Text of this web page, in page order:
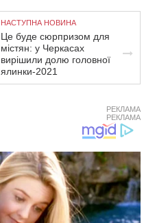
НАСТУПНА НОВИНА
Це буде сюрпризом для
містян: у Черкасах
вирішили долю головної
ялинки-2021
РЕКЛАМА
РЕКЛАМА